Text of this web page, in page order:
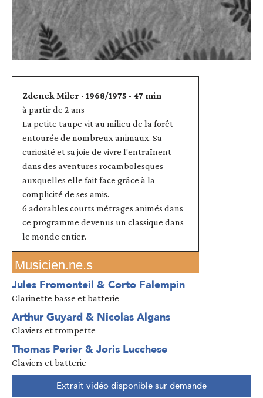
Zdenek Miler · 1968/1975 · 47 min
à partir de 2 ans
La petite taupe vit au milieu de la forêt
entourée de nombreux animaux. Sa
curiosité et sa joie de vivre l’entraînent
dans des aventures rocambolesques
auxquelles elle fait face grâce à la
complicité de ses amis.
6 adorables courts métrages animés dans
ce programme devenus un classique dans
le monde entier.
Musicien.ne.s
Jules Fromonteil & Corto Falempin
Clarinette basse et batterie
Arthur Guyard & Nicolas Algans
Claviers et trompette
Thomas Perier & Joris Lucchese
Claviers et batterie
Extrait vidéo disponible sur demande